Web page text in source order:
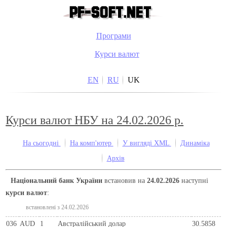
Програми
Курси валют
EN RU UK
Курси валют НБУ на 24.02.2026 р.
На сьогодні На комп'ютер У вигляді XML
Динаміка
Архів
Національний банк України встановив на24.02.2026 наступні
курси валют:
встановлені з 24.02.2026
036 AUD 1 Австралійський долар 30.5858